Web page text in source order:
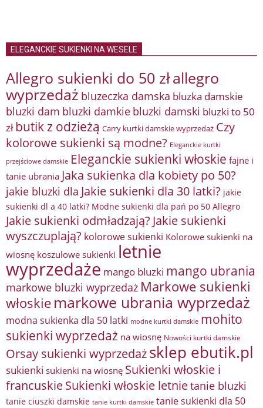
ELEGANCKIE SUKIENKI NA WESELE
Allegro sukienki do 50 złallegro
wyprzedaż bluzeczka damska bluzka damskie
bluzki dam bluzki damkie bluzki damski bluzki to 50
zł butik z odzieżą Carry kurtki damskie wyprzedaż Czy
kolorowe sukienki są modne? Eleganckie kurtki
przejściowe damskie Eleganckie sukienki włoskie fajne i
tanie ubrania Jaka sukienka dla kobiety po 50?
jakie bluzki dla Jakie sukienki dla 30 latki? jakie
sukienki dl a 40 latki? Modne sukienki dla pań po 50 Allegro
Jakie sukienki odmładzają? Jakie sukienki
wyszczuplają? kolorowe sukienki Kolorowe sukienki na
wiosnę koszulowe sukienki letnie
wyprzedaże mango bluzki mango ubrania
markowe bluzki wyprzedaż Markowe sukienki
włoskie markowe ubrania wyprzedaż
modna sukienka dla 50 latki modne kurtki damskie mohito
sukienki wyprzedaż na wiosnę Nowości kurtki damskie
Orsay sukienki wyprzedażsklep ebutik.pl
sukienki sukienki na wiosnę Sukienki włoskie i
francuskieSukienki włoskie letnietanie bluzki
tanie ciuszki damskie tanie kurtki damskie tanie sukienki dla 50